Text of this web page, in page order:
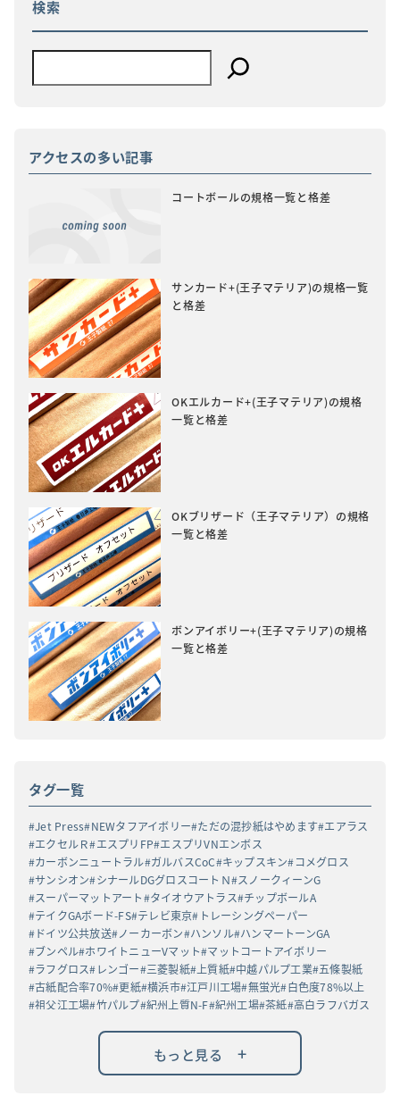
検索
アクセスの多い記事
コートボールの規格一覧と格差
サンカード+(王子マテリア)の規格一覧
と格差
OKエルカード+(王子マテリア)の規格
一覧と格差
OKブリザード（王子マテリア）の規格
一覧と格差
ボンアイボリー+(王子マテリア)の規格
一覧と格差
タグ一覧
Jet Press NEWタフアイボリー ただの混抄紙はやめます エアラス
エクセルＲ エスプリFP エスプリVNエンボス
カーボンニュートラル ガルバスCoC キップスキン コメグロス
サンシオン シナールDGグロスコートＮ
スノークィーンG
スーパーマットアート タイオウアトラス チップボールA
テイクGAボード-FS テレビ東京
トレーシングペーパー
ドイツ公共放送 ノーカーボン ハンソル ハンマートーンGA
ブンペル ホワイトニューVマット マットコートアイボリー
ラフグロス レンゴー 三菱製紙 上質紙 中越パルプ工業 五條製紙
古紙配合率70% 更紙 横浜市 江戸川工場 無蛍光 白色度78%以上
祖父江工場 竹パルプ 紀州上質N-F 紀州工場 茶紙 高白ラフバガス
もっと見る +